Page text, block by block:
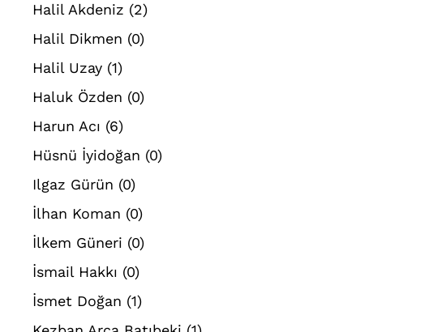
Halil Akdeniz (2)
Halil Dikmen (0)
Halil Uzay (1)
Haluk Özden (0)
Harun Acı (6)
Hüsnü İyidoğan (0)
Ilgaz Gürün (0)
İlhan Koman (0)
İlkem Güneri (0)
İsmail Hakkı (0)
İsmet Doğan (1)